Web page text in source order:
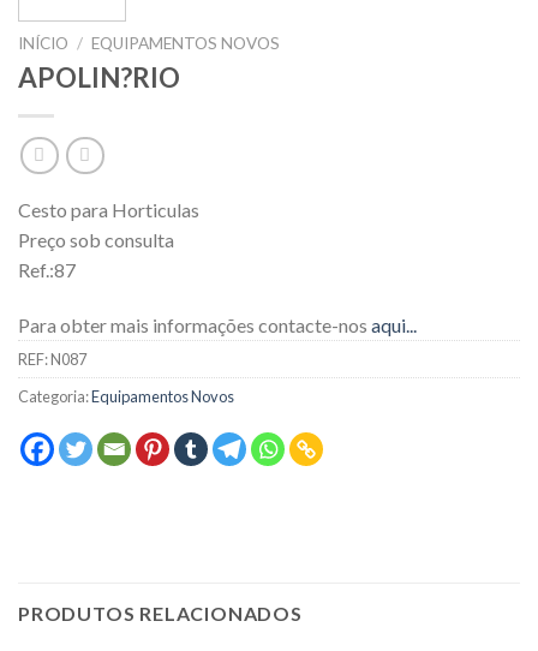
INÍCIO / EQUIPAMENTOS NOVOS
APOLIN?RIO
Cesto para Horticulas
Preço sob consulta
Ref.:87
Para obter mais informações contacte-nos aqui...
REF:N087
Categoria:Equipamentos Novos
PRODUTOS RELACIONADOS